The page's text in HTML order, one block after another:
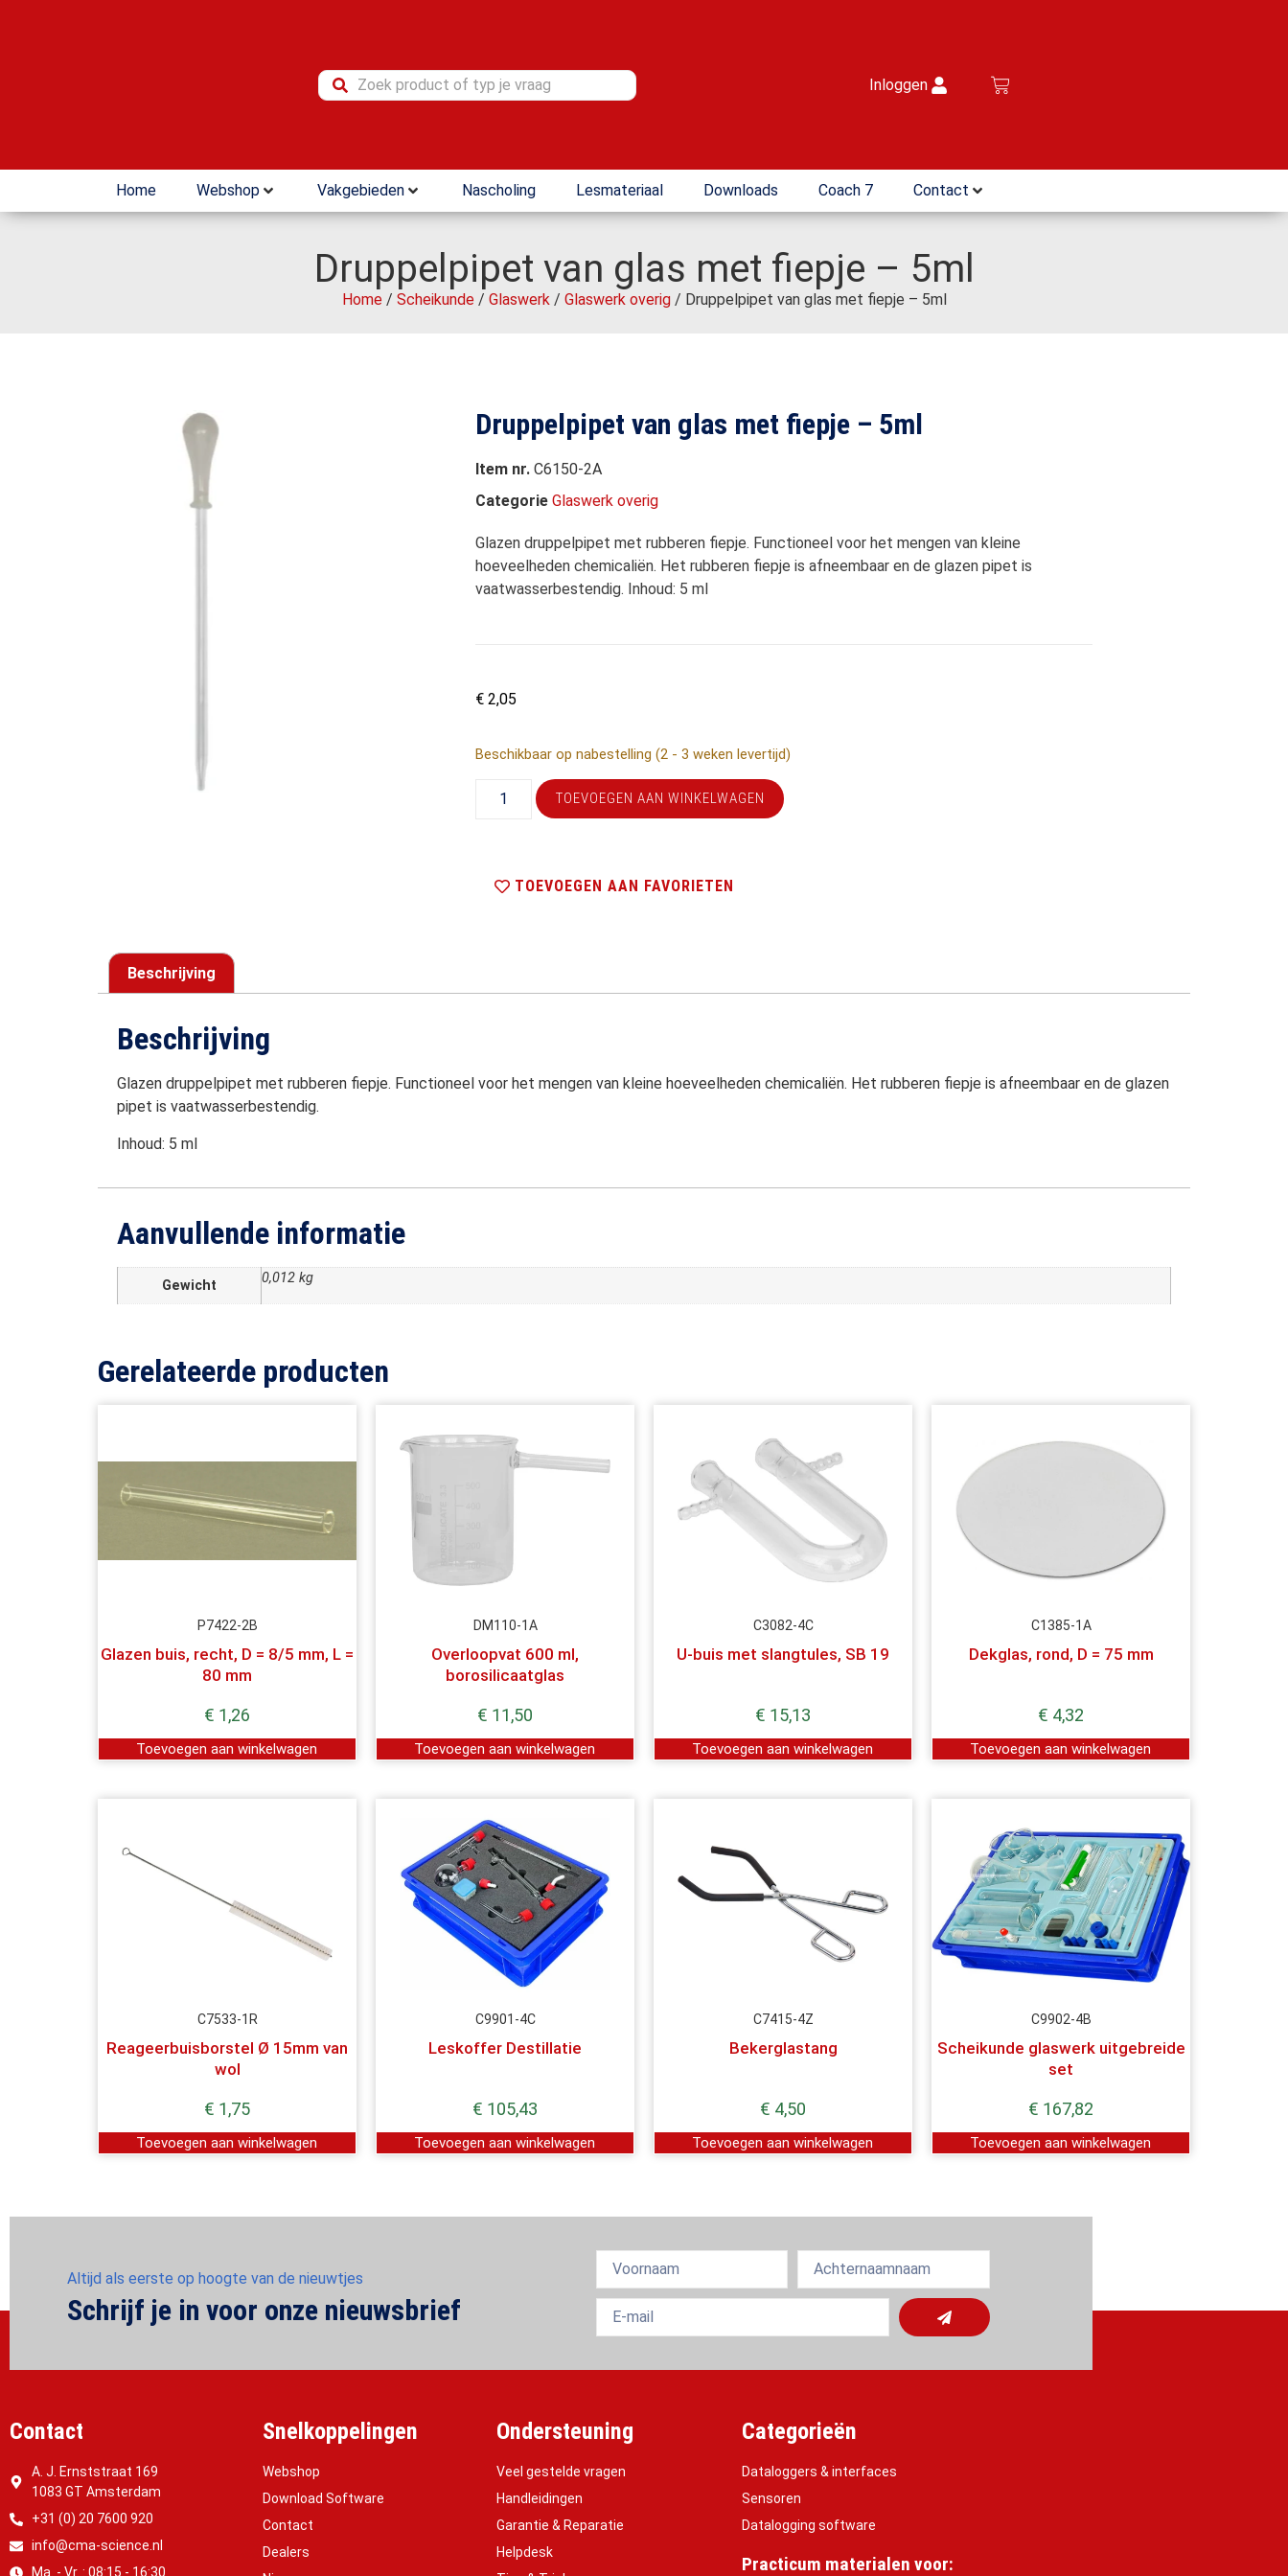
Inloggen
Home Webshop Vakgebieden Nascholing Lesmateriaal Downloads Coach 7 Contact
Druppelpipet van glas met fiepje – 5ml
Home/ Scheikunde/ Glaswerk/ Glaswerk overig/ Druppelpipet van glas met fiepje – 5ml
Druppelpipet van glas met fiepje – 5ml
Item nr.C6150-2A
Categorie Glaswerk overig
Glazen druppelpipet met rubberen fiepje. Functioneel voor het mengen van kleine
hoeveelheden chemicaliën. Het rubberen fiepje is afneembaar en de glazen pipet is
vaatwasserbestendig. Inhoud: 5 ml
€ 2,05
Beschikbaar op nabestelling (2 - 3 weken levertijd)
TOEVOEGEN AAN WINKELWAGEN
TOEVOEGEN AAN FAVORIETEN
Beschrijving
Beschrijving
Glazen druppelpipet met rubberen fiepje. Functioneel voor het mengen van kleine hoeveelheden chemicaliën. Het rubberen fiepje is afneembaar en de glazen
pipet is vaatwasserbestendig.
Inhoud: 5 ml
Aanvullende informatie
Gewicht 0,012 kg
Gerelateerde producten
P7422-2B
Glazen buis, recht, D = 8/5 mm, L =
80 mm
€ 1,26
Toevoegen aan winkelwagen
DM110-1A
Overloopvat 600 ml,
borosilicaatglas
€ 11,50
Toevoegen aan winkelwagen
C3082-4C
U-buis met slangtules, SB 19
€ 15,13
Toevoegen aan winkelwagen
C1385-1A
Dekglas, rond, D = 75 mm
€ 4,32
Toevoegen aan winkelwagen
C7533-1R
Reageerbuisborstel Ø 15mm van
wol
€ 1,75
Toevoegen aan winkelwagen
C9901-4C
Leskoffer Destillatie
€ 105,43
Toevoegen aan winkelwagen
C7415-4Z
Bekerglastang
€ 4,50
Toevoegen aan winkelwagen
C9902-4B
Scheikunde glaswerk uitgebreide
set
€ 167,82
Toevoegen aan winkelwagen
Altijd als eerste op hoogte van de nieuwtjes
Schrijf je in voor onze nieuwsbrief
Contact
A. J. Ernststraat 169
1083 GT Amsterdam
+31 (0) 20 7600 920
info@cma-science.nl
Ma. - Vr. : 08:15 - 16:30
Snelkoppelingen
Webshop
Download Software
Contact
Dealers
Ondersteuning
Veel gestelde vragen
Handleidingen
Garantie & Reparatie
Helpdesk
Categorieën
Dataloggers & interfaces
Sensoren
Datalogging software
Practicum materialen voor: